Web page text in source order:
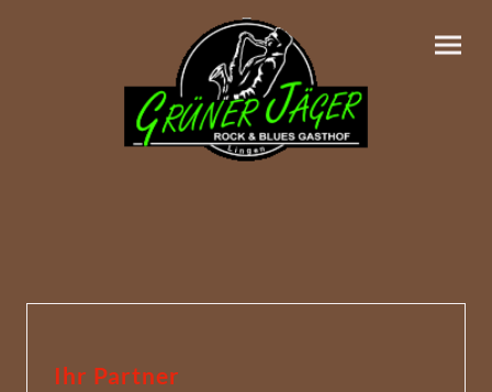
Ihr Partner